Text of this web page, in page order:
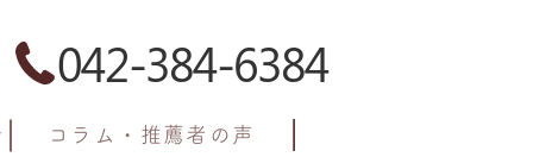
042-384-6384
コラム・推薦者の声